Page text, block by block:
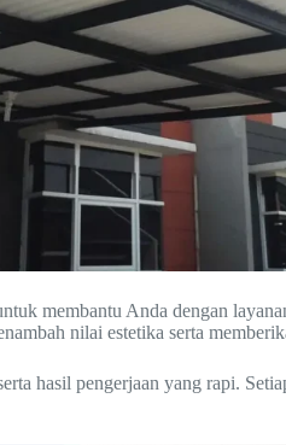
membantu Anda dengan
nilai estetika serta
hasil pengerjaan yang rapi.